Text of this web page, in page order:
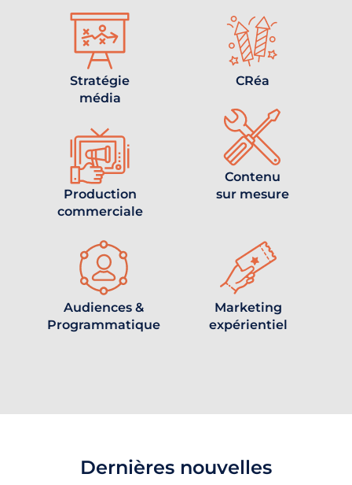
Stratégie
média
Production
commerciale
CRéa
Contenu
sur mesure
Audiences &
Programmatique
Marketing
expérientiel
Dernières nouvelles